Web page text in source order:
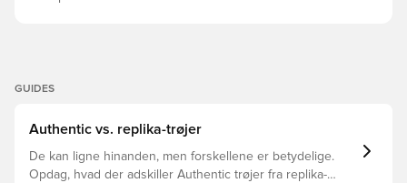
GUIDES
Authentic vs. replika-trøjer
De kan ligne hinanden, men forskellene er betydelige.
Opdag, hvad der adskiller Authentic trøjer fra replika-